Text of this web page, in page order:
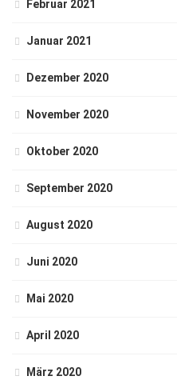
Februar 2021
Januar 2021
Dezember 2020
November 2020
Oktober 2020
September 2020
August 2020
Juni 2020
Mai 2020
April 2020
März 2020